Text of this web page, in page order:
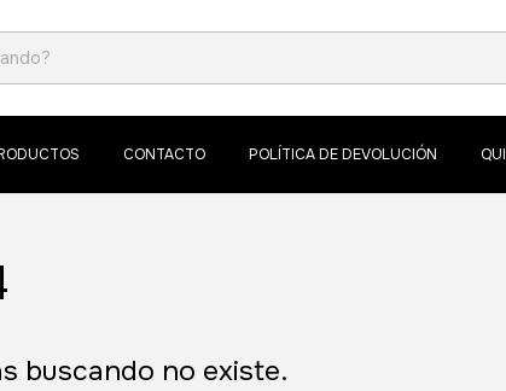
CONTACTO POLÍTICA DE DEVOLUCIÓN
buscando no existe.